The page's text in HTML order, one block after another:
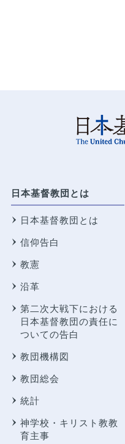
日本基督教団とは
日本基督教団とは
信仰告白
教憲
沿革
第二次大戦下における
日本基督教団の責任に
ついての告白
教団機構図
教団総会
統計
神学校・キリスト教教
育主事